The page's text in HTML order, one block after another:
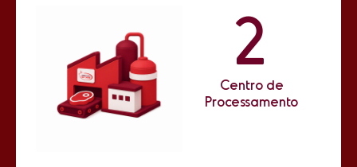
2
Centro de
Processamento